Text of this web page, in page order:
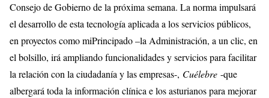
Consejo de Gobierno de la próxima semana. La norma impulsará
el desarrollo de esta tecnología aplicada a los servicios públicos,
en proyectos como miPrincipado –la Administración, a un clic, en
el bolsillo, irá ampliando funcionalidades y servicios para facilitar
la relación con la ciudadanía y las empresas-, Cuélebre -que
albergará toda la información clínica e los asturianos para mejorar